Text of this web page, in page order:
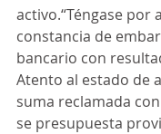
activo.“Téngase por
constancia de
bancario con
Atento al estado de
suma reclamada
se presupuesta